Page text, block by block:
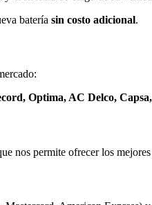
batería sin costo adicional.
Optima, AC Delco,
nos permite ofrecer los